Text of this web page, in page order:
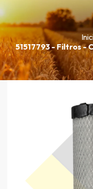
51517793 - Filtros -